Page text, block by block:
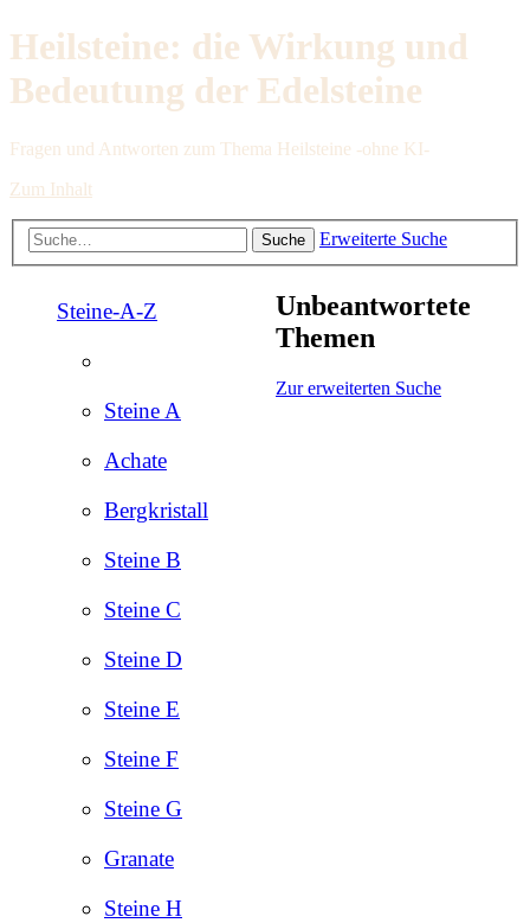
Heilsteine: die Wirkung und
Bedeutung der Edelsteine
Fragen und Antworten zum Thema Heilsteine -ohne KI-
Zum Inhalt
Suche Erweiterte Suche
Steine-A-Z
Steine A
Achate
Bergkristall
Steine B
Steine C
Steine D
Steine E
Steine F
Steine G
Granate
Steine H
Unbeantwortete
Themen
Zur erweiterten Suche